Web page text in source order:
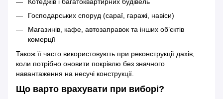
Господарських споруд (сараї, гаражі, навіси)
Магазинів, кафе, автозаправок та інших об’єктів
комерції
Також її часто використовують при реконструкції дахів,
коли потрібно оновити покрівлю без значного
навантаження на несучі конструкції.
Що варто врахувати при виборі?